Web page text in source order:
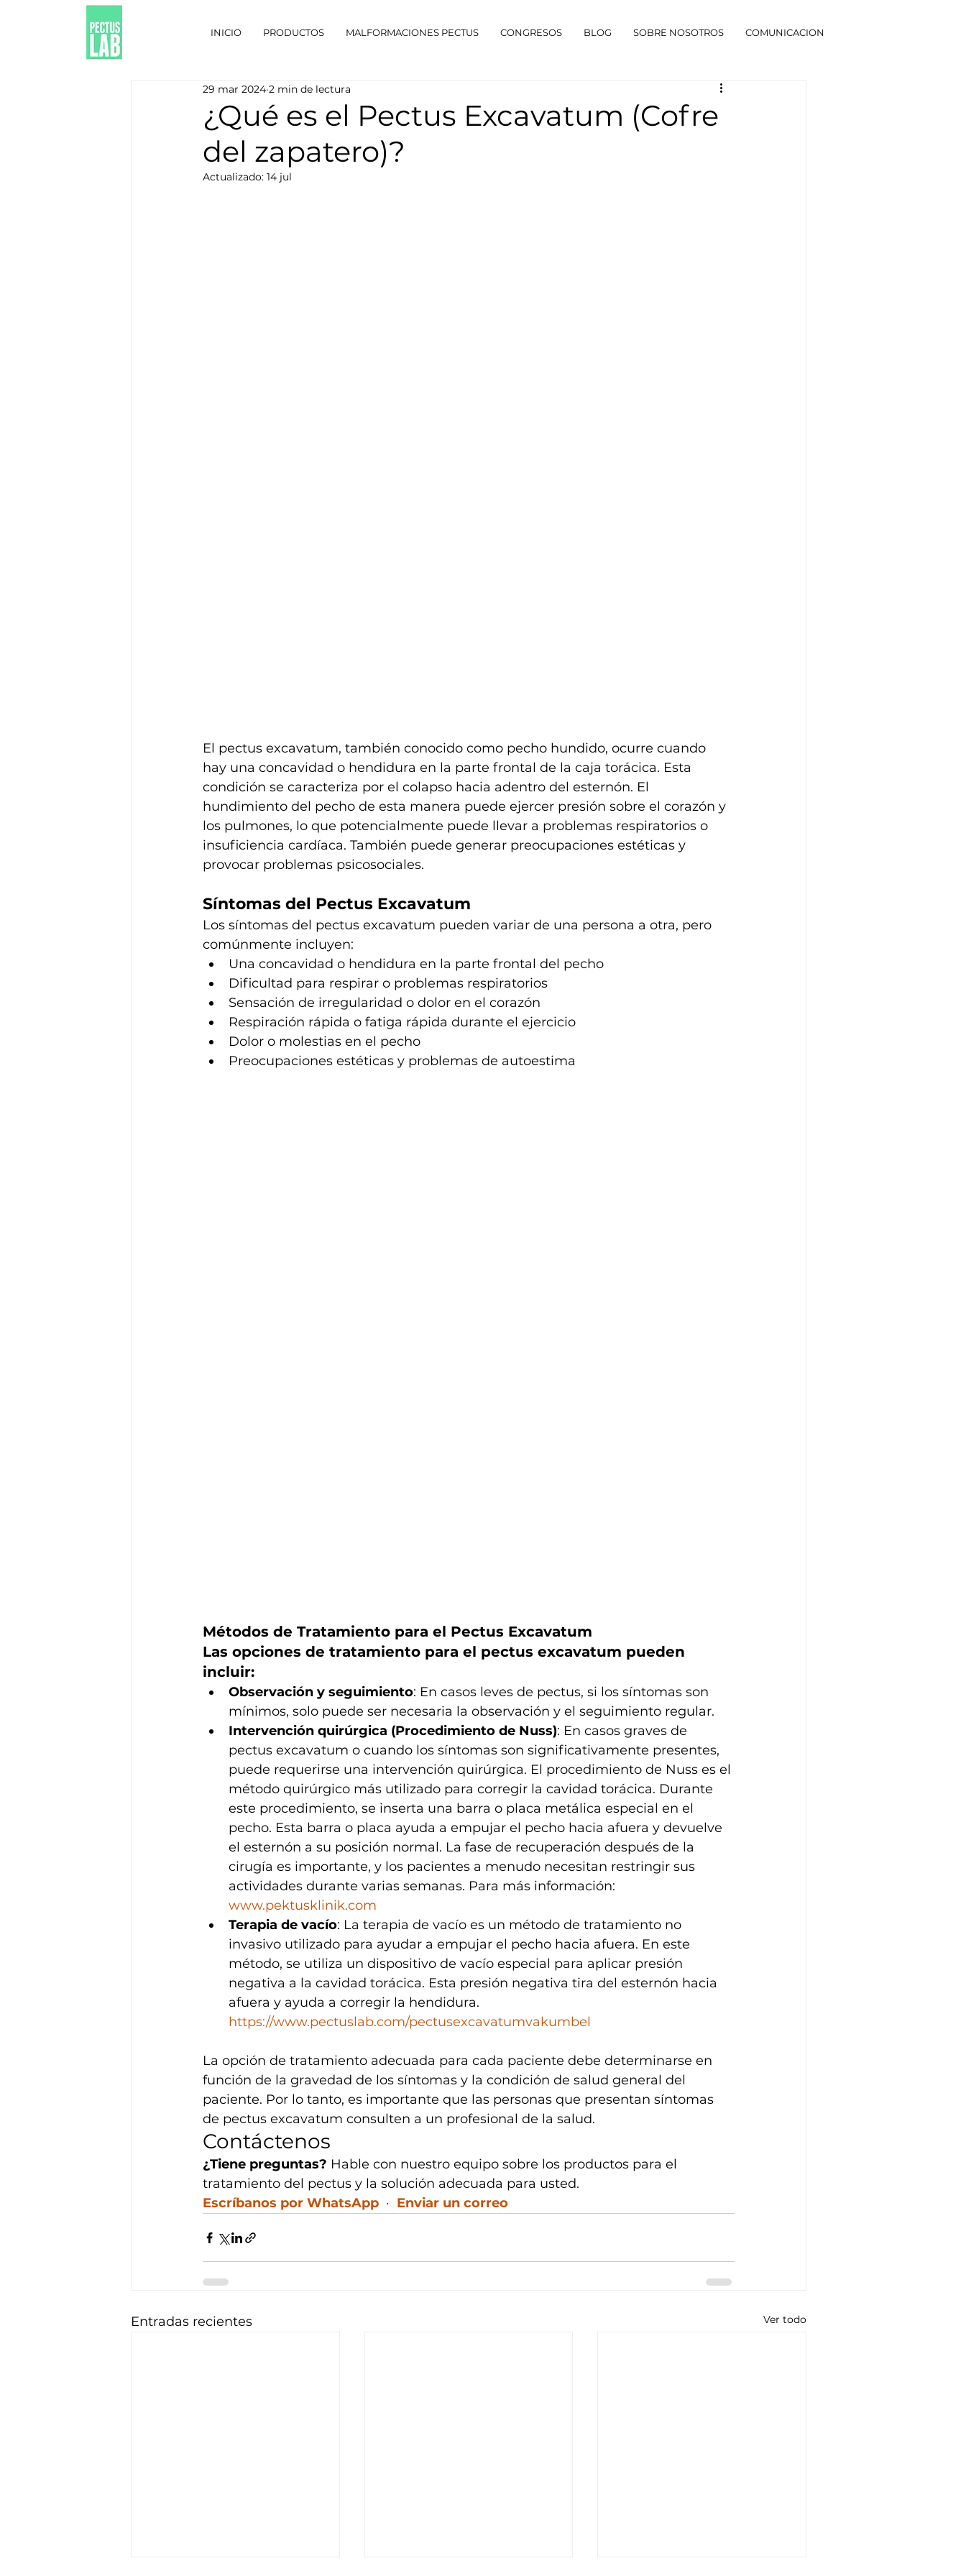
INICIO PRODUCTOS MALFORMACIONES PECTUS CONGRESOS BLOG SOBRE NOSOTROS COMUNICACION
¿Qué es el Pectus Excavatum (Cofre
del zapatero)?
29 mar 2024 2 min de lectura
Actualizado: 14 jul
El pectus excavatum, también conocido como pecho hundido, ocurre cuando
hay una concavidad o hendidura en la parte frontal de la caja torácica. Esta
condición se caracteriza por el colapso hacia adentro del esternón. El
hundimiento del pecho de esta manera puede ejercer presión sobre el corazón y
los pulmones, lo que potencialmente puede llevar a problemas respiratorios o
insuficiencia cardíaca. También puede generar preocupaciones estéticas y
provocar problemas psicosociales.
Síntomas del Pectus Excavatum
Los síntomas del pectus excavatum pueden variar de una persona a otra, pero
comúnmente incluyen:
Una concavidad o hendidura en la parte frontal del pecho
Dificultad para respirar o problemas respiratorios
Sensación de irregularidad o dolor en el corazón
Respiración rápida o fatiga rápida durante el ejercicio
Dolor o molestias en el pecho
Preocupaciones estéticas y problemas de autoestima
Métodos de Tratamiento para el Pectus Excavatum
Las opciones de tratamiento para el pectus excavatum pueden
incluir:
Observación y seguimiento: En casos leves de pectus, si los síntomas son
mínimos, solo puede ser necesaria la observación y el seguimiento regular.
Intervención quirúrgica (Procedimiento de Nuss): En casos graves de
pectus excavatum o cuando los síntomas son significativamente presentes,
puede requerirse una intervención quirúrgica. El procedimiento de Nuss es el
método quirúrgico más utilizado para corregir la cavidad torácica. Durante
este procedimiento, se inserta una barra o placa metálica especial en el
pecho. Esta barra o placa ayuda a empujar el pecho hacia afuera y devuelve
el esternón a su posición normal. La fase de recuperación después de la
cirugía es importante, y los pacientes a menudo necesitan restringir sus
actividades durante varias semanas. Para más información:
www.pektusklinik.com
Terapia de vacío: La terapia de vacío es un método de tratamiento no
invasivo utilizado para ayudar a empujar el pecho hacia afuera. En este
método, se utiliza un dispositivo de vacío especial para aplicar presión
negativa a la cavidad torácica. Esta presión negativa tira del esternón hacia
afuera y ayuda a corregir la hendidura.
https://www.pectuslab.com/pectusexcavatumvakumbel
La opción de tratamiento adecuada para cada paciente debe determinarse en
función de la gravedad de los síntomas y la condición de salud general del
paciente. Por lo tanto, es importante que las personas que presentan síntomas
de pectus excavatum consulten a un profesional de la salud.
Contáctenos
¿Tiene preguntas? Hable con nuestro equipo sobre los productos para el
tratamiento del pectus y la solución adecuada para usted.
Escríbanos por WhatsApp
  ·
Enviar un correo
Entradas recientes Ver todo